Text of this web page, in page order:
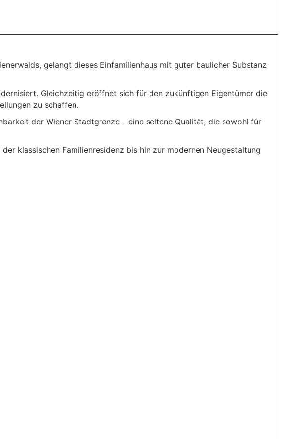
gelangt dieses Einfamilienhaus mit guter baulicher Substanz
Gleichzeitig eröffnet sich für den zukünftigen Eigentümer die
zu schaffen.
der Wiener Stadtgrenze – eine seltene Qualität, die sowohl für
klassischen Familienresidenz bis hin zur modernen Neugestaltung